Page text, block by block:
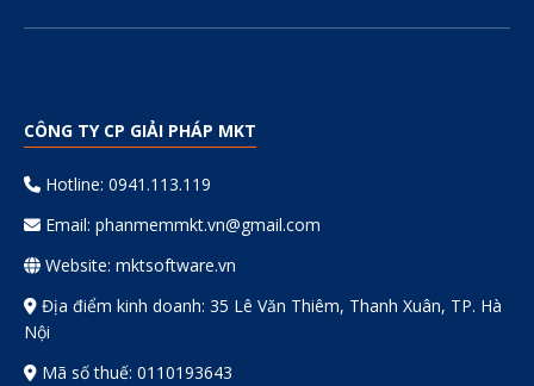
CÔNG TY CP GIẢI PHÁP MKT
Hotline: 0941.113.119
Email: phanmemmkt.vn@gmail.com
Website: mktsoftware.vn
Địa điểm kinh doanh: 35 Lê Văn Thiêm, Thanh Xuân, TP. Hà
Nội
Mã số thuế: 0110193643